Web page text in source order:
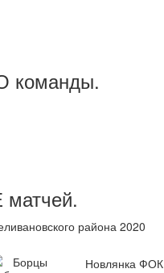
команды.
матчей.
района 2020
Борцы
Новлянка ФОК